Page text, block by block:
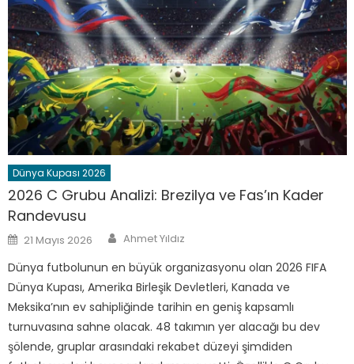
Dünya Kupası 2026
2026 C Grubu Analizi: Brezilya ve Fas’ın Kader
Randevusu
Posted
on
21 Mayıs 2026 Author
Ahmet Yıldız
Dünya futbolunun en büyük organizasyonu olan 2026 FIFA
Dünya Kupası, Amerika Birleşik Devletleri, Kanada ve
Meksika’nın ev sahipliğinde tarihin en geniş kapsamlı
turnuvasına sahne olacak. 48 takımın yer alacağı bu dev
şölende, gruplar arasındaki rekabet düzeyi şimdiden